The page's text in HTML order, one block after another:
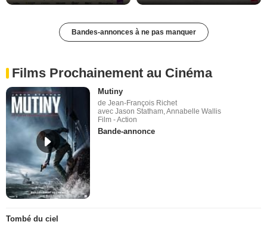
Bandes-annonces à ne pas manquer
Films Prochainement au Cinéma
Mutiny
de Jean-François Richet
avec Jason Statham, Annabelle Wallis
Film - Action
Bande-annonce
Tombé du ciel